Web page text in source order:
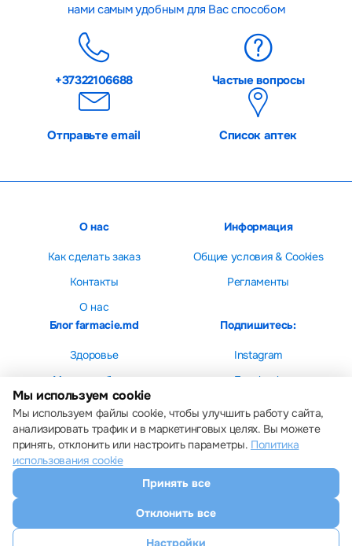
нами самым удобным для Вас способом
+37322106688 Частые вопросы
Отправьте email Список аптек
О нас
Как сделать заказ
Контакты
О нас
Информация
Общие условия & Cookies
Регламенты
Блог farmacie.md
Здоровье
Мама и ребенок
Красота
Подпишитесь:
Instagram
Facebook
Все права защищены © 2013 – 2026 Farmacie.md
Скачайте наше приложение
Настройки cookie
Мы используем cookie
Мы используем файлы cookie, чтобы улучшить работу сайта,
анализировать трафик и в маркетинговых целях. Вы можете
принять, отклонить или настроить параметры. Политика
использования cookie
Принять все
Отклонить все
Настройки